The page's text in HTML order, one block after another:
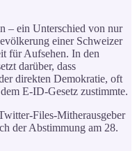
– ein Unterschied von nur
einer Schweizer
für Aufsehen. In den
darüber, dass
direkten Demokratie, oft
E-ID-Gesetz zustimmte.
Files-Mitherausgeber
der Abstimmung am 28.